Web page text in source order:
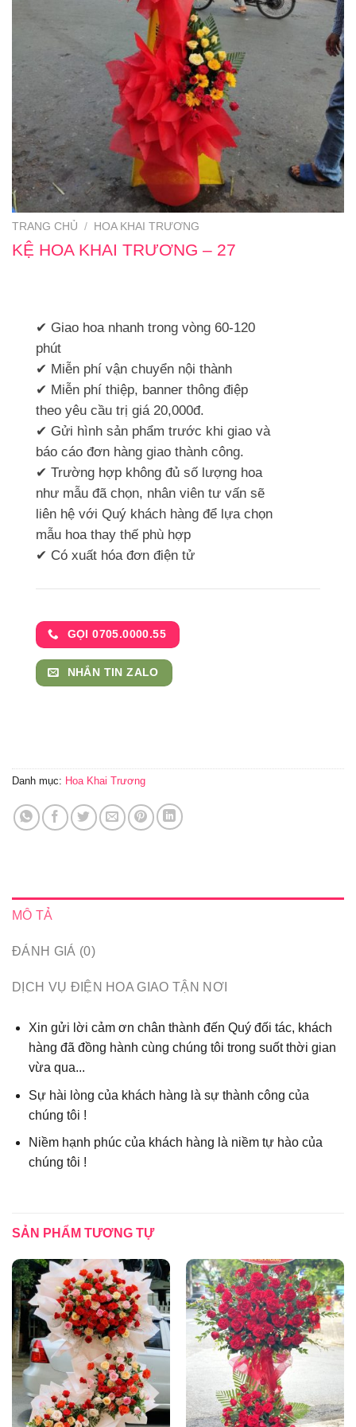
TRANG CHỦ / HOA KHAI TRƯƠNG
KỆ HOA KHAI TRƯƠNG – 27
✔ Giao hoa nhanh trong vòng 60-120
phút
✔ Miễn phí vận chuyển nội thành
✔ Miễn phí thiệp, banner thông điệp
theo yêu cầu trị giá 20,000đ.
✔ Gửi hình sản phẩm trước khi giao và
báo cáo đơn hàng giao thành công.
✔ Trường hợp không đủ số lượng hoa
như mẫu đã chọn, nhân viên tư vấn sẽ
liên hệ với Quý khách hàng để lựa chọn
mẫu hoa thay thế phù hợp
✔ Có xuất hóa đơn điện tử
GỌI 0705.0000.55
NHẮN TIN ZALO
Danh mục: Hoa Khai Trương
MÔ TẢ
ĐÁNH GIÁ (0)
DỊCH VỤ ĐIỆN HOA GIAO TẬN NƠI
Xin gửi lời cảm ơn chân thành đến Quý đối tác, khách
hàng đã đồng hành cùng chúng tôi trong suốt thời gian
vừa qua...
Sự hài lòng của khách hàng là sự thành công của
chúng tôi !
Niềm hạnh phúc của khách hàng là niềm tự hào của
chúng tôi !
SẢN PHẨM TƯƠNG TỰ